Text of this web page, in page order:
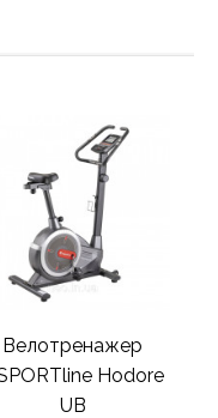
Велотренажер
Hodore
UB